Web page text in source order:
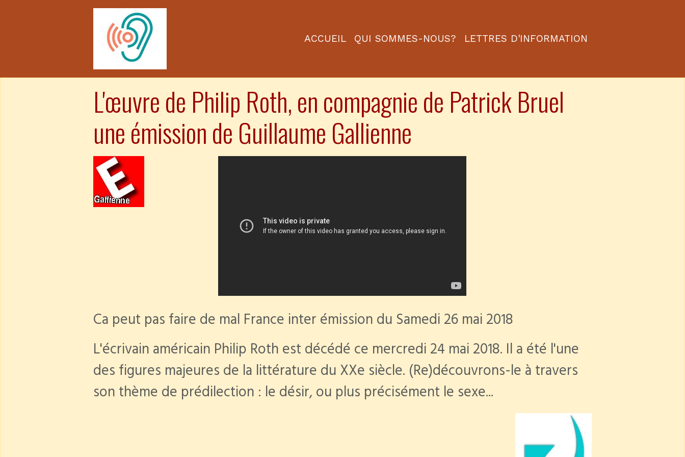
ACCUEIL QUI SOMMES-NOUS? LETTRES D'INFORMATION
L'œuvre de Philip Roth, en compagnie de Patrick Bruel
une émission de Guillaume Gallienne
Ca peut pas faire de mal France inter émission du Samedi 26 mai 2018
L'écrivain américain Philip Roth est décédé ce mercredi 24 mai 2018. Il a été l'une
des figures majeures de la littérature du XXe siècle. (Re)découvrons-le à travers
son thème de prédilection : le désir, ou plus précisément le sexe...